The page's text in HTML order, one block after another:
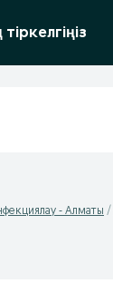
тіркелгіңіз
- Алматы